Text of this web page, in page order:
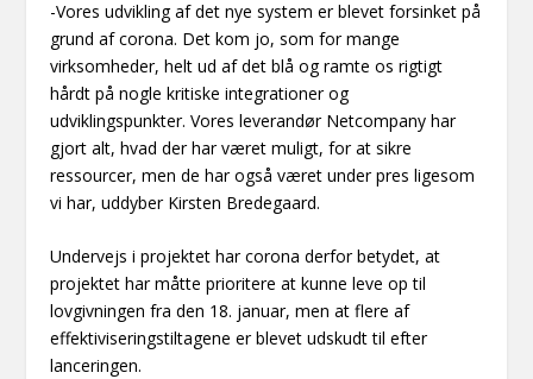
-Vores udvikling af det nye system er blevet forsinket på
grund af corona. Det kom jo, som for mange
virksomheder, helt ud af det blå og ramte os rigtigt
hårdt på nogle kritiske integrationer og
udviklingspunkter. Vores leverandør Netcompany har
gjort alt, hvad der har været muligt, for at sikre
ressourcer, men de har også været under pres ligesom
vi har, uddyber Kirsten Bredegaard.
Undervejs i projektet har corona derfor betydet, at
projektet har måtte prioritere at kunne leve op til
lovgivningen fra den 18. januar, men at flere af
effektiviseringstiltagene er blevet udskudt til efter
lanceringen.